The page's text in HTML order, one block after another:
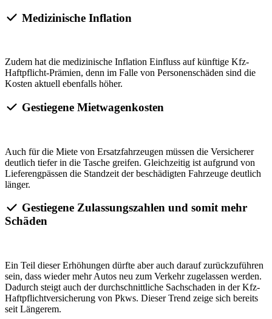
Medizinische Inflation
Zudem hat die medizinische Inflation Einfluss auf künftige Kfz-
Haftpflicht-Prämien, denn im Falle von Personenschäden sind die
Kosten aktuell ebenfalls höher.
Gestiegene Mietwagenkosten
Auch für die Miete von Ersatzfahrzeugen müssen die Versicherer
deutlich tiefer in die Tasche greifen. Gleichzeitig ist aufgrund von
Lieferengpässen die Standzeit der beschädigten Fahrzeuge deutlich
länger.
Gestiegene Zulassungszahlen und somit mehr
Schäden
Ein Teil dieser Erhöhungen dürfte aber auch darauf zurückzuführen
sein, dass wieder mehr Autos neu zum Verkehr zugelassen werden.
Dadurch steigt auch der durchschnittliche Sachschaden in der Kfz-
Haftpflichtversicherung von Pkws. Dieser Trend zeige sich bereits
seit Längerem.